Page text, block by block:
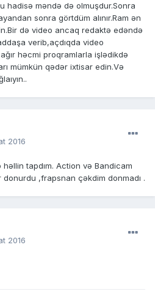
hadisə məndə də olmuşdur.Sonra
sonra görtdüm alınır.Ram ən
də video ancaq redaktə edəndə
verib,açdıqda video
həcmi proqramlarla işlədikdə
mümkün qədər ixtisar edin.Və
2016
tapdım. Action və Bandicam
,frapsnan çəkdim donmadı .
2016